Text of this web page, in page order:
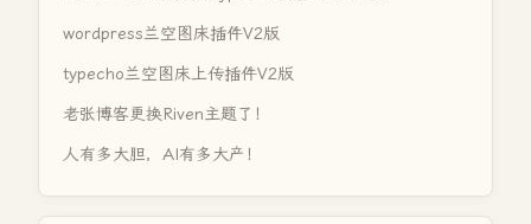
wordpress兰空图床插件V2版
typecho兰空图床上传插件V2版
老张博客更换Riven主题了！
人有多大胆，AI有多大产！